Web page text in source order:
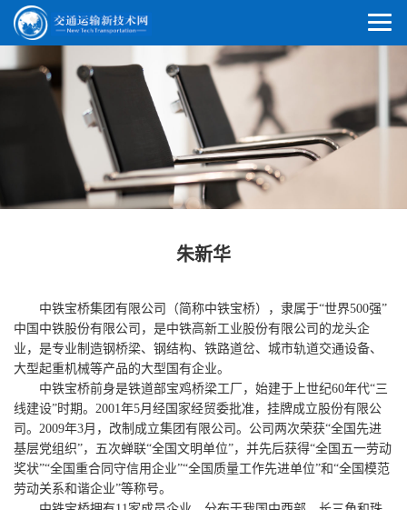
朱新华
中铁宝桥集团有限公司（简称中铁宝桥），隶属于“世界500强”
中国中铁股份有限公司，是中铁高新工业股份有限公司的龙头企
业，是专业制造钢桥梁、钢结构、铁路道岔、城市轨道交通设备、
大型起重机械等产品的大型国有企业。
中铁宝桥前身是铁道部宝鸡桥梁工厂，始建于上世纪60年代“三
线建设”时期。2001年5月经国家经贸委批准，挂牌成立股份有限公
司。2009年3月，改制成立集团有限公司。公司两次荣获“全国先进
基层党组织”，五次蝉联“全国文明单位”，并先后获得“全国五一劳动
奖状”“全国重合同守信用企业”“全国质量工作先进单位”和“全国模范
劳动关系和谐企业”等称号。